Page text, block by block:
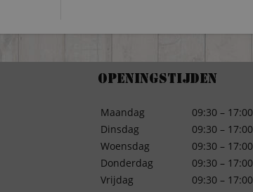
Openingstijden
Maandag
Dinsdag
Woensdag
Donderdag
Vrijdag
09:30 – 17:00
09:30 – 17:00
09:30 – 17:00
09:30 – 17:00
09:30 – 17:00